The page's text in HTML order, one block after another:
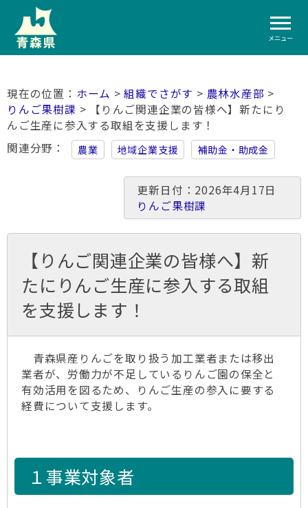
メニュー
ホーム >組織でさがす > 農林水産部 >
りんご果樹課 > 【りんご関連企業の皆様へ】新たにり
んご生産に参入する取組を支援します！
関連分野
農業 地域企業支援 補助金・助成金
更新日付：2026年4月17日
りんご果樹課
【りんご関連企業の皆様へ】新
たにりんご生産に参入する取組
を支援します！
青森県産りんごを取り扱う加工業者または移出
業者が、労働力が不足しているりんご園の保全と
有効活用を図るため、りんご生産の参入に要する
経費について支援します。
１事業対象者